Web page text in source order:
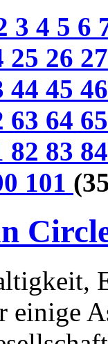
3 4 5 6
25 26
44 45
63 64
82 83
101
einige